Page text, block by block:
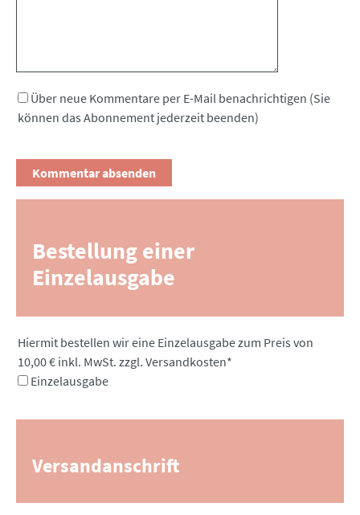
Über neue Kommentare per E-Mail benachrichtigen (Sie
können das Abonnement jederzeit beenden)
Bestellung einer
Einzelausgabe
Pflichtfeld
Hiermit bestellen wir eine Einzelausgabe zum Preis von
10,00 € inkl. MwSt. zzgl. Versandkosten*
Einzelausgabe
Versandanschrift